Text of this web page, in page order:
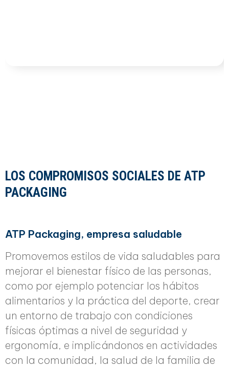
LOS COMPROMISOS SOCIALES DE ATP
PACKAGING
ATP Packaging, empresa saludable
Promovemos estilos de vida saludables para
mejorar el bienestar físico de las personas,
como por ejemplo potenciar los hábitos
alimentarios y la práctica del deporte, crear
un entorno de trabajo con condiciones
físicas óptimas a nivel de seguridad y
ergonomía, e implicándonos en actividades
con la comunidad, la salud de la familia de